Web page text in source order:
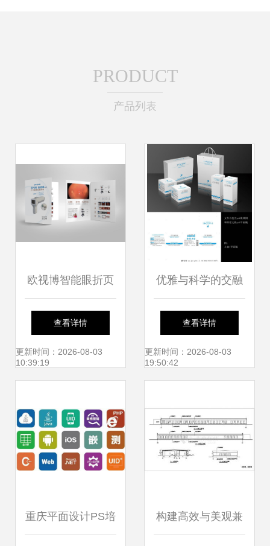
PRODUCT
产品列表
欧视博智能眼折页
设计 匠心独运的视
觉沟通艺术
查看详情
更新时间：2026-08-03
10:39:19
优雅与科学的交融
兰蔻化妆品包装的
平面设计美学
查看详情
更新时间：2026-08-03
19:50:42
重庆平面设计PS培 构建高效与美观兼